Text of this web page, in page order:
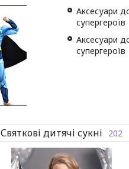
Аксесуари
супергероїв
Аксесуари
супергероїв
Святкові дитячі сукні 202